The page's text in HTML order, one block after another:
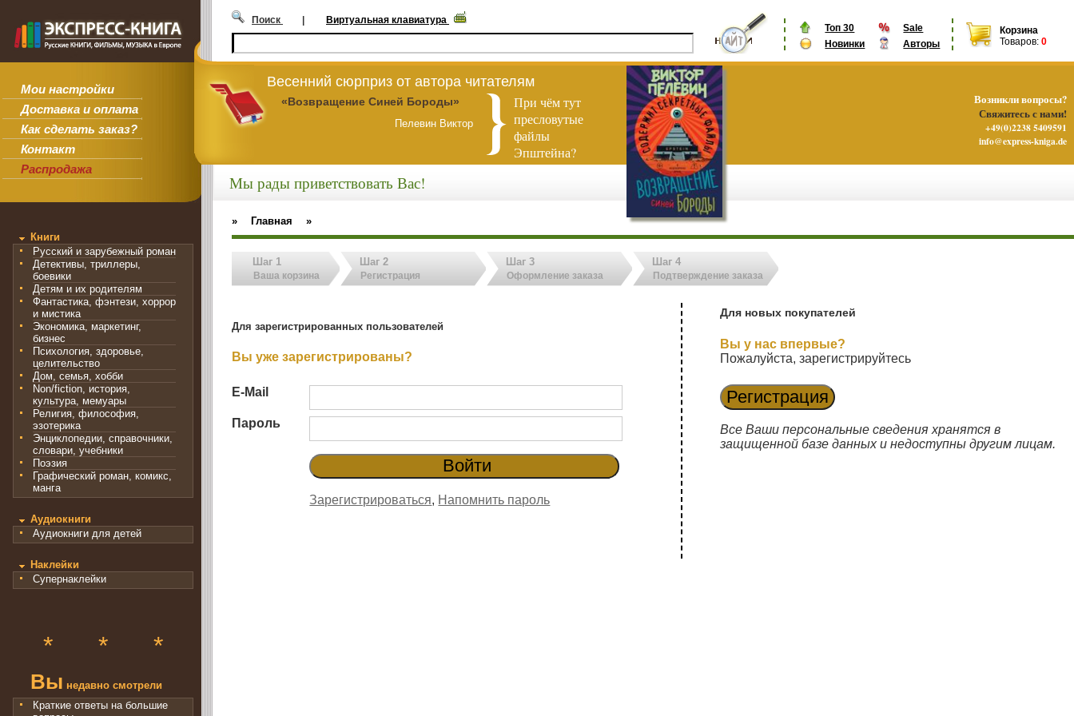
Мои настройки
Доставка и оплата
Как сделать заказ?
Контакт
Распродажа
Топ 30
Sale
Новинки
Авторы
Корзина
Товаров: 0
Поиск | Виртуальная клавиатура
Весенний сюрприз от автора читателям
«Возвращение Синей Бороды»
Пелевин Виктор
При чём тут
пресловутые
файлы
Эпштейна?
Книги
Русский и зарубежный роман
Детективы, триллеры,
боевики
Детям и их родителям
Фантастика, фэнтези, хоррор
и мистика
Экономика, маркетинг,
бизнес
Психология, здоровье,
целительство
Дом, семья, хобби
Non/fiction, история,
культура, мемуары
Религия, философия,
эзотерика
Энциклопедии, справочники,
словари, учебники
Поэзия
Графический роман, комикс,
манга
Аудиокниги
Аудиокниги для детей
Наклейки
Супернаклейки
* * *
Вы недавно смотрели
Краткие ответы на большие
Мы рады приветствовать Вас!
» Главная »
Шаг 1
Ваша корзина
Шаг 2
Регистрация
Шаг 3
Оформление заказа
Шаг 4
Подтверждение заказа
Для зарегистрированных пользователей
Вы уже зарегистрированы?
E-Mail
Пароль
Зарегистрироваться, Напомнить пароль
Для новых покупателей
Вы у нас впервые?
Пожалуйста, зарегистрируйтесь
Все Ваши персональные сведения хранятся в
защищенной базе данных и недоступны другим лицам.
Возникли вопросы?
Свяжитесь с нами!
+49(0)2238 5409591
info@express-kniga.de